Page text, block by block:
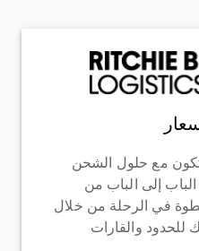
مع حلول الشحن
إلى الباب من
في الرحلة من خلال
للحدود والقارات